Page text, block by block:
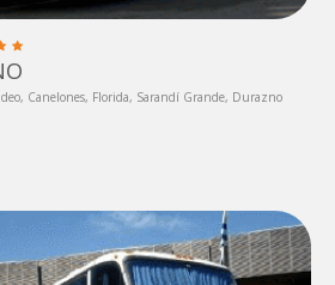
Canelones, Florida, Sarandí Grande, Durazno